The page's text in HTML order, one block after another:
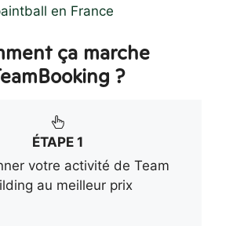
en France
ça marche
?
ÉTAPE 1
votre activité de Team
au meilleur prix